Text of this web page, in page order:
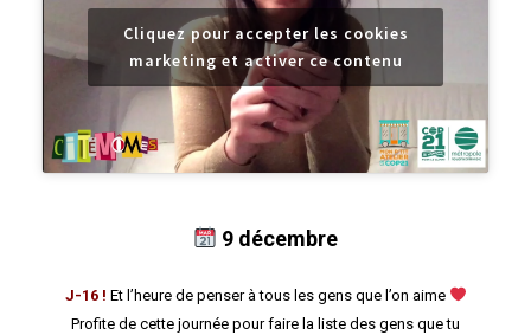
Cliquez pour accepter les cookies
marketing et activer ce contenu
9 décembre
J-16 ! Et l’heure de penser à tous les gens que l’on aime
Profite de cette journée pour faire la liste des gens que tu